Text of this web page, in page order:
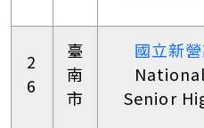
2
6
臺
南
市
國立新
Senior